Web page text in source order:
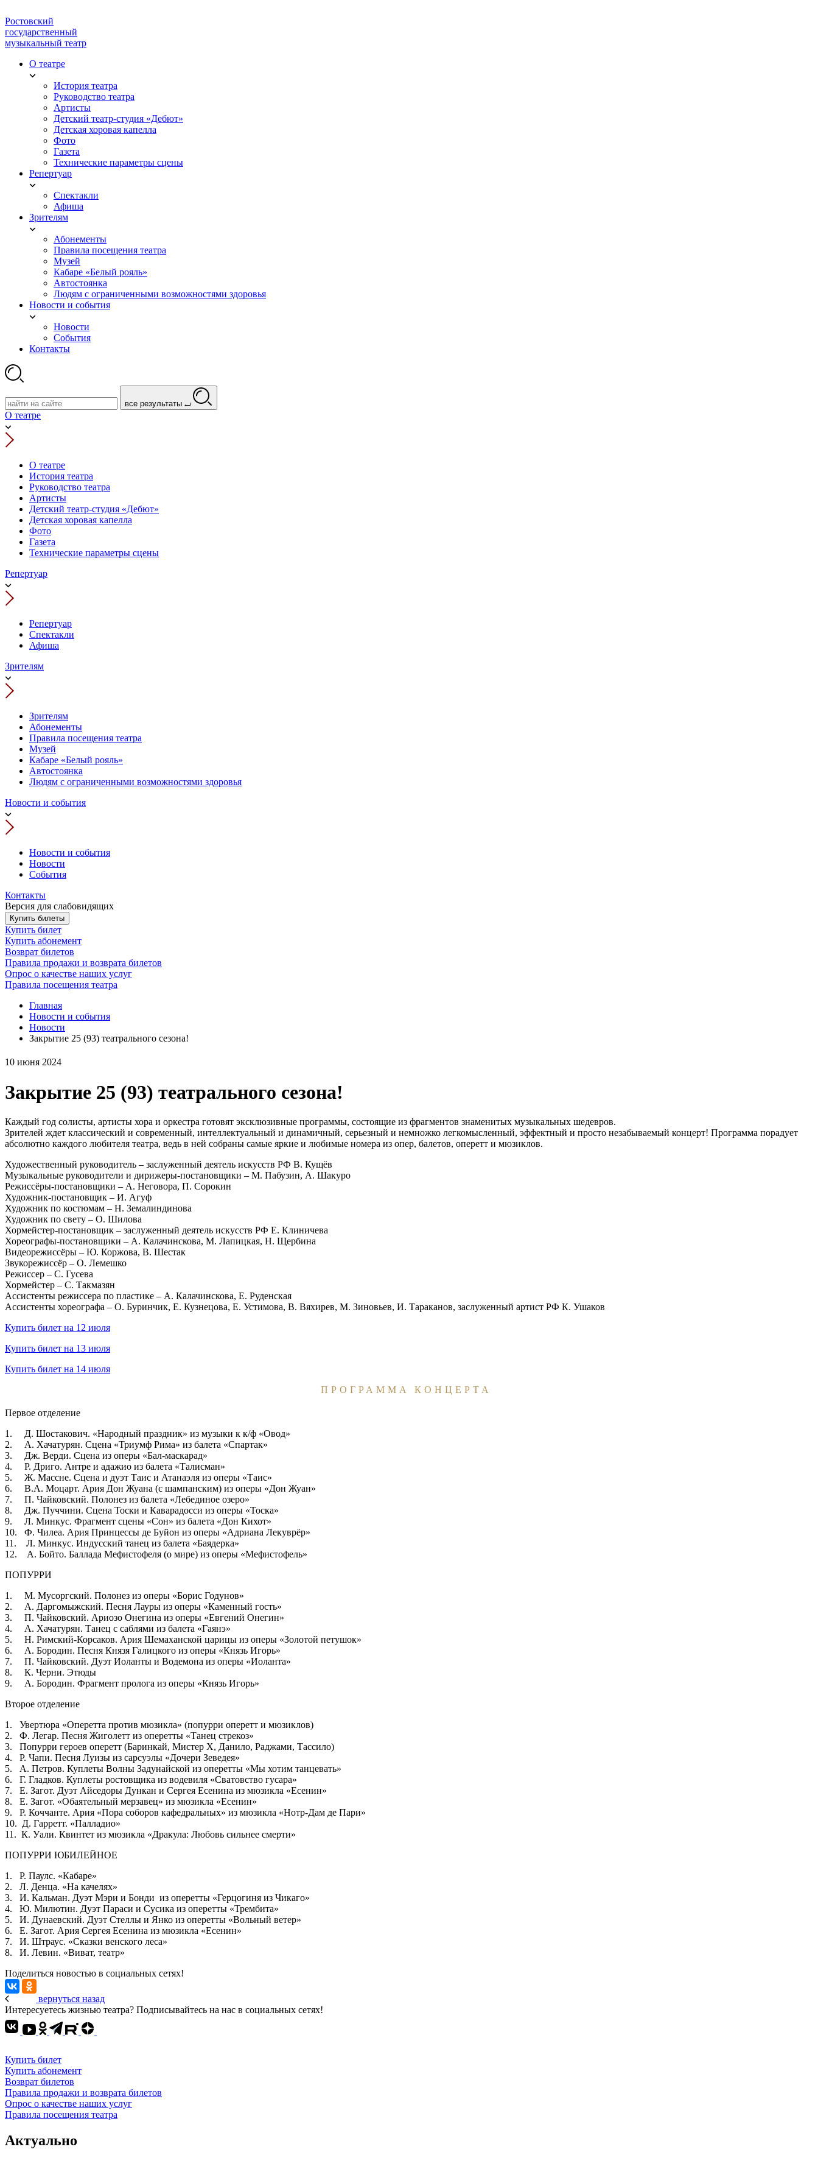
Ростовский
государственный
музыкальный театр
О театре
История театра
Руководство театра
Артисты
Детский театр-студия «Дебют»
Детская хоровая капелла
Фото
Газета
Технические параметры сцены
Репертуар
Спектакли
Афиша
Зрителям
Абонементы
Правила посещения театра
Музей
Кабаре «Белый рояль»
Автостоянка
Людям с ограниченными возможностями здоровья
Новости и события
Новости
События
Контакты
все результаты
О театре
О театре
История театра
Руководство театра
Артисты
Детский театр-студия «Дебют»
Детская хоровая капелла
Фото
Газета
Технические параметры сцены
Репертуар
Репертуар
Спектакли
Афиша
Зрителям
Зрителям
Абонементы
Правила посещения театра
Музей
Кабаре «Белый рояль»
Автостоянка
Людям с ограниченными возможностями здоровья
Новости и события
Новости и события
Новости
События
Контакты
Версия для слабовидящих
Купить билеты
Купить билет
Купить абонемент
Возврат билетов
Правила продажи и возврата билетов
Опрос о качестве наших услуг
Правила посещения театра
Главная
Новости и события
Новости
Закрытие 25 (93) театрального сезона!
10 июня 2024
Закрытие 25 (93) театрального сезона!
Каждый год солисты, артисты хора и оркестра готовят эксклюзивные программы, состоящие из фрагментов знаменитых музыкальных шедевров.
Зрителей ждет классический и современный, интеллектуальный и динамичный, серьезный и немножко легкомысленный, эффектный и просто незабываемый концерт! Программа порадует
абсолютно каждого любителя театра, ведь в ней собраны самые яркие и любимые номера из опер, балетов, оперетт и мюзиклов.
Художественный руководитель – заслуженный деятель искусств РФ В. Кущёв
Музыкальные руководители и дирижеры-постановщики – М. Пабузин, А. Шакуро
Режиссёры-постановщики – А. Неговора, П. Сорокин
Художник-постановщик – И. Агуф
Художник по костюмам – Н. Земалиндинова
Художник по свету – О. Шилова
Хормейстер-постановщик – заслуженный деятель искусств РФ Е. Клиничева
Хореографы-постановщики – А. Калачинскова, М. Лапицкая, Н. Щербина
Видеорежиссёры – Ю. Коржова, В. Шестак
Звукорежиссёр – О. Лемешко
Режиссер – С. Гусева
Хормейстер – С. Такмазян
Ассистенты режиссера по пластике – А. Калачинскова, Е. Руденская
Ассистенты хореографа – О. Буринчик, Е. Кузнецова, Е. Устимова, В. Вяхирев, М. Зиновьев, И. Тараканов, заслуженный артист РФ К. Ушаков
Купить билет на 12 июля
Купить билет на 13 июля
Купить билет на 14 июля
ПРОГРАММА КОНЦЕРТА
Первое отделение
1. Д. Шостакович. «Народный праздник» из музыки к к/ф «Овод»
2. А. Хачатурян. Сцена «Триумф Рима» из балета «Спартак»
3. Дж. Верди. Сцена из оперы «Бал-маскарад»
4. Р. Дриго. Антре и адажио из балета «Талисман»
5. Ж. Массне. Сцена и дуэт Таис и Атанаэля из оперы «Таис»
6. В.А. Моцарт. Ария Дон Жуана (с шампанским) из оперы «Дон Жуан»
7. П. Чайковский. Полонез из балета «Лебединое озеро»
8. Дж. Пуччини. Сцена Тоски и Каварадосси из оперы «Тоска»
9. Л. Минкус. Фрагмент сцены «Сон» из балета «Дон Кихот»
10. Ф. Чилеа. Ария Принцессы де Буйон из оперы «Адриана Лекуврёр»
11. Л. Минкус. Индусский танец из балета «Баядерка»
12. А. Бойто. Баллада Мефистофеля (о мире) из оперы «Мефистофель»
ПОПУРРИ
1. М. Мусоргский. Полонез из оперы «Борис Годунов»
2. А. Даргомыжский. Песня Лауры из оперы «Каменный гость»
3. П. Чайковский. Ариозо Онегина из оперы «Евгений Онегин»
4. А. Хачатурян. Танец с саблями из балета «Гаянэ»
5. Н. Римский-Корсаков. Ария Шемаханской царицы из оперы «Золотой петушок»
6. А. Бородин. Песня Князя Галицкого из оперы «Князь Игорь»
7. П. Чайковский. Дуэт Иоланты и Водемона из оперы «Иоланта»
8. К. Черни. Этюды
9. А. Бородин. Фрагмент пролога из оперы «Князь Игорь»
Второе отделение
1. Увертюра «Оперетта против мюзикла» (попурри оперетт и мюзиклов)
2. Ф. Легар. Песня Жиголетт из оперетты «Танец стрекоз»
3. Попурри героев оперетт (Баринкай, Мистер Х, Данило, Раджами, Тассило)
4. Р. Чапи. Песня Луизы из сарсуэлы «Дочери Зеведея»
5. А. Петров. Куплеты Волны Задунайской из оперетты «Мы хотим танцевать»
6. Г. Гладков. Куплеты ростовщика из водевиля «Сватовство гусара»
7. Е. Загот. Дуэт Айседоры Дункан и Сергея Есенина из мюзикла «Есенин»
8. Е. Загот. «Обаятельный мерзавец» из мюзикла «Есенин»
9. Р. Коччанте. Ария «Пора соборов кафедральных» из мюзикла «Нотр-Дам де Пари»
10. Д. Гарретт. «Палладио»
11. К. Уали. Квинтет из мюзикла «Дракула: Любовь сильнее смерти»
ПОПУРРИ ЮБИЛЕЙНОЕ
1. Р. Паулс. «Кабаре»
2. Л. Денца. «На качелях»
3. И. Кальман. Дуэт Мэри и Бонди из оперетты «Герцогиня из Чикаго»
4. Ю. Милютин. Дуэт Параси и Сусика из оперетты «Трембита»
5. И. Дунаевский. Дуэт Стеллы и Янко из оперетты «Вольный ветер»
6. Е. Загот. Ария Сергея Есенина из мюзикла «Есенин»
7. И. Штраус. «Сказки венского леса»
8. И. Левин. «Виват, театр»
Поделиться новостью в социальных сетях!
вернуться назад
Интересуетесь жизнью театра? Подписывайтесь на нас в социальных сетях!
Купить билет
Купить абонемент
Возврат билетов
Правила продажи и возврата билетов
Опрос о качестве наших услуг
Правила посещения театра
Актуально